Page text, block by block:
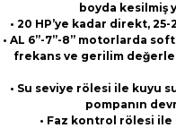
boyda kesilmiş
• 20 HP’ye kadar direkt,
• AL 6”-7”-8” motorlarda
frekans ve gerilim
• Su seviye rölesi ile kuyu
pompanın
• Faz kontrol rölesi ile